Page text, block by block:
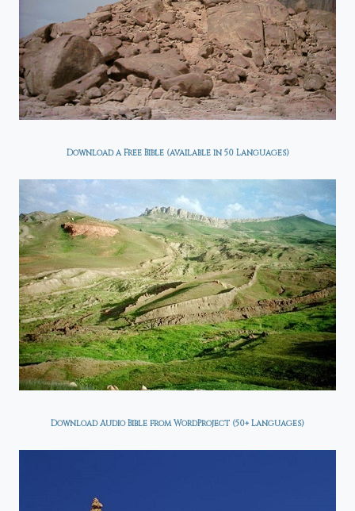
Download a Free Bible (available in 50 Languages)
Download Audio Bible from WordProject (50+ Languages)